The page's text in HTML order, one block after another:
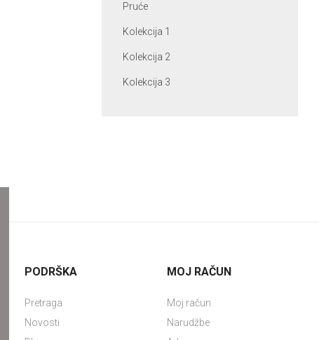
Pruće
Kolekcija 1
Kolekcija 2
Kolekcija 3
PODRŠKA
Pretraga
Novosti
MOJ RAČUN
Moj račun
Narudžbe